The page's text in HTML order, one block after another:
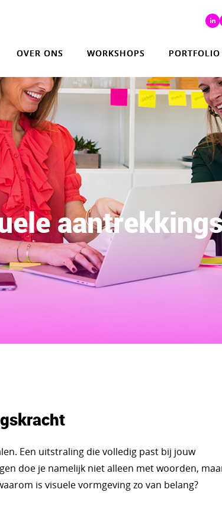
OVER ONS WORKSHOPS PORTFOLIO
Een uitstraling die volledig past bij jouw
doe je namelijk niet alleen met woorden,
is visuele vormgeving zo van belang?